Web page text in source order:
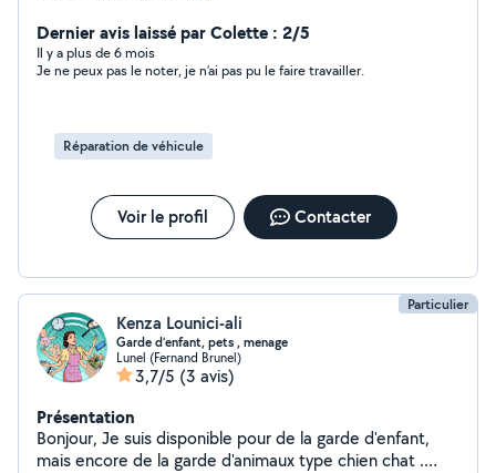
Dernier avis laissé par Colette : 2/5
Il y a plus de 6 mois
Je ne peux pas le noter, je n’ai pas pu le faire travailler.
Réparation de véhicule
Voir le profil Contacter
Particulier
Kenza Lounici-ali
Garde d’enfant, pets , menage
Lunel (Fernand Brunel)
3,7/5 (3 avis)
Présentation
Bonjour, Je suis disponible pour de la garde d'enfant,
mais encore de la garde d'animaux type chien chat .